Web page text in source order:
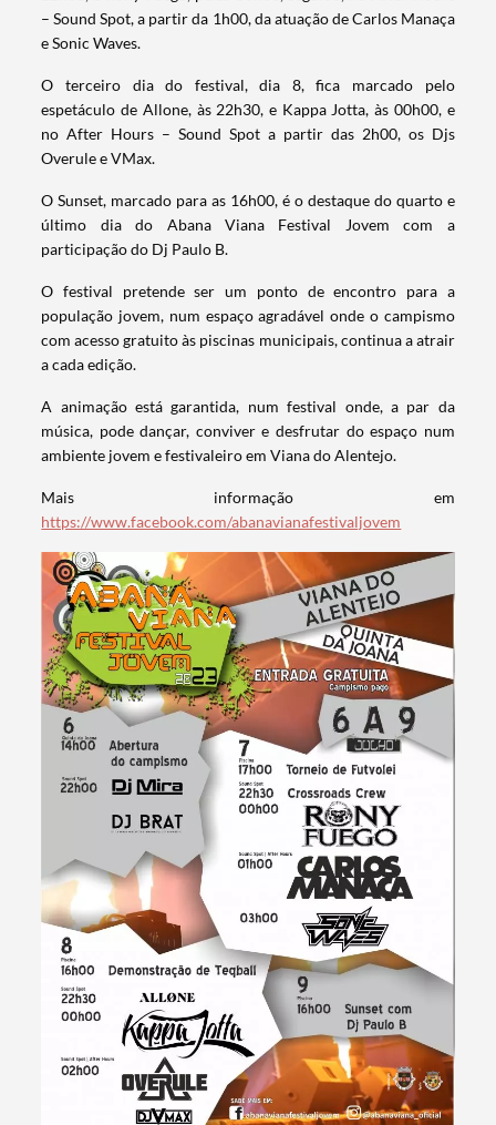
Termo de Pesquisa
Categorias gerais
Filtros
– Sound Spot, a partir da 1h00, da atuação de Carlos Manaça
e Sonic Waves.
O terceiro dia do festival, dia 8, fica marcado pelo
espetáculo de Allone, às 22h30, e Kappa Jotta, às 00h00, e
no After Hours – Sound Spot a partir das 2h00, os Djs
Overule e VMax.
O Sunset, marcado para as 16h00, é o destaque do quarto e
último dia do Abana Viana Festival Jovem com a
participação do Dj Paulo B.
O festival pretende ser um ponto de encontro para a
população jovem, num espaço agradável onde o campismo
com acesso gratuito às piscinas municipais, continua a atrair
a cada edição.
A animação está garantida, num festival onde, a par da
música, pode dançar, conviver e desfrutar do espaço num
ambiente jovem e festivaleiro em Viana do Alentejo.
Mais informação em
https://www.facebook.com/abanavianafestivaljovem